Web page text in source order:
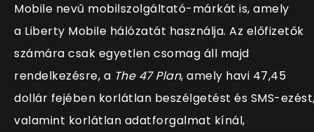
Mobile nevű mobilszolgáltató-márkát is, amely
a Liberty Mobile hálózatát használja. Az előfizetők
számára csak egyetlen csomag áll majd
rendelkezésre, a The 47 Plan, amely havi 47,45
dollár fejében korlátlan beszélgetést és SMS-
valamint korlátlan adatforgalmat kínál,